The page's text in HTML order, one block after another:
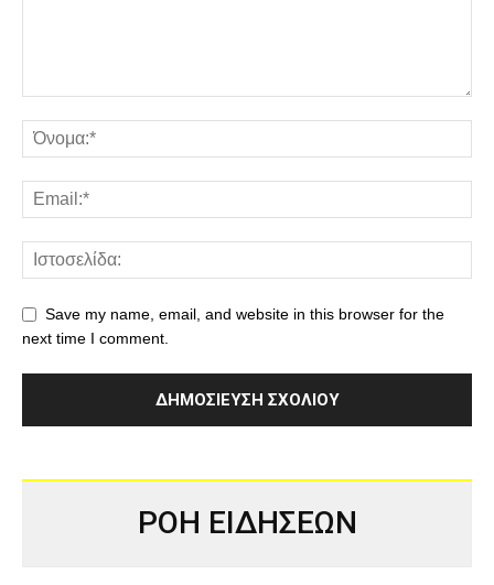
Save my name, email, and website in this browser for the
next time I comment.
ΡΟΗ ΕΙΔΗΣΕΩΝ